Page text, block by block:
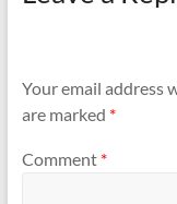
Your email address
are marked *
Comment *